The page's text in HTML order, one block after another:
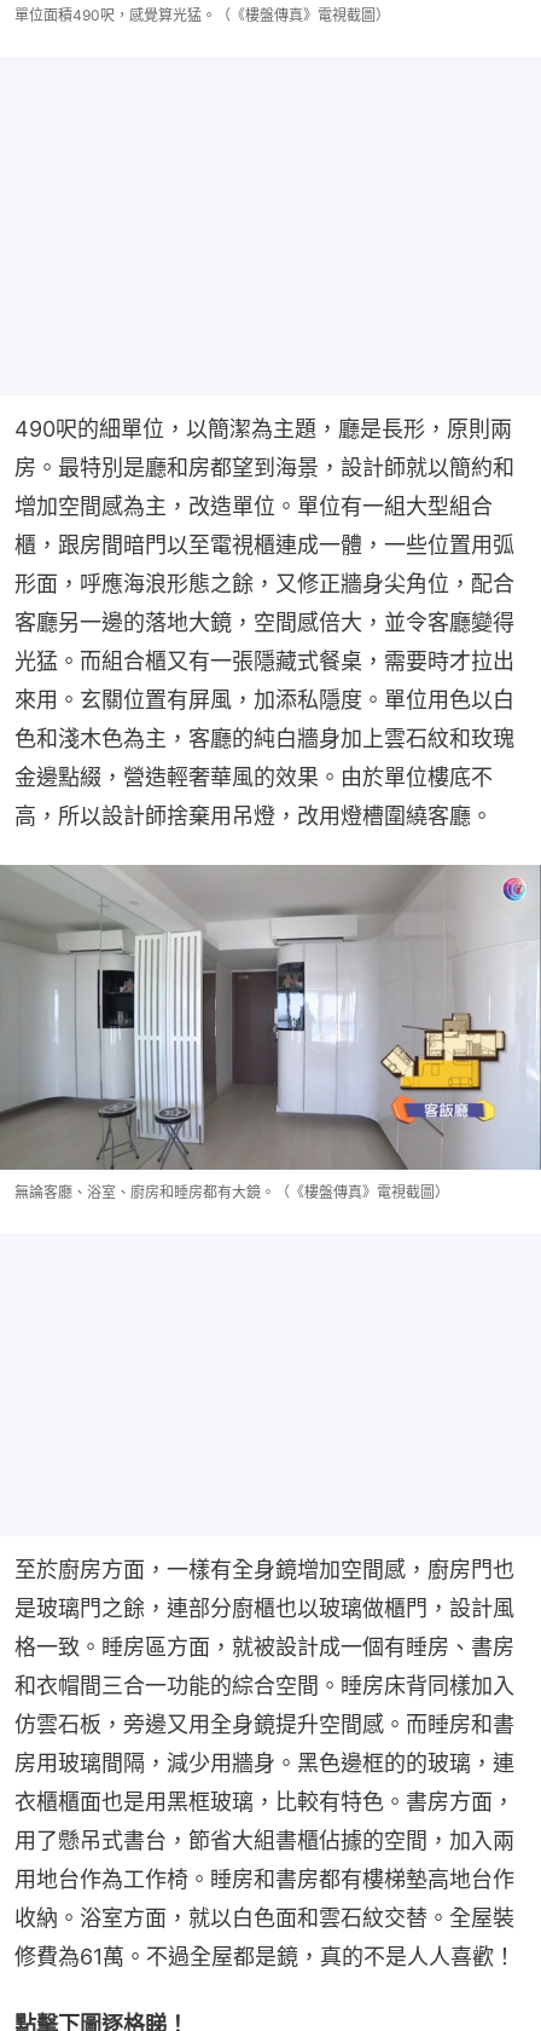
單位面積490呎，感覺算光猛。（《樓盤傳真》電視截圖）
490呎的細單位，以簡潔為主題，廳是長形，原則兩
房。最特別是廳和房都望到海景，設計師就以簡約和
增加空間感為主，改造單位。單位有一組大型組合
櫃，跟房間暗門以至電視櫃連成一體，一些位置用弧
形面，呼應海浪形態之餘，又修正牆身尖角位，配合
客廳另一邊的落地大鏡，空間感倍大，並令客廳變得
光猛。而組合櫃又有一張隱藏式餐桌，需要時才拉出
來用。玄關位置有屏風，加添私隱度。單位用色以白
色和淺木色為主，客廳的純白牆身加上雲石紋和玫瑰
金邊點綴，營造輕奢華風的效果。由於單位樓底不
高，所以設計師捨棄用吊燈，改用燈槽圍繞客廳。
無論客廳、浴室、廚房和睡房都有大鏡。（《樓盤傳真》電視截圖）
至於廚房方面，一樣有全身鏡增加空間感，廚房門也
是玻璃門之餘，連部分廚櫃也以玻璃做櫃門，設計風
格一致。睡房區方面，就被設計成一個有睡房、書房
和衣帽間三合一功能的綜合空間。睡房床背同樣加入
仿雲石板，旁邊又用全身鏡提升空間感。而睡房和書
房用玻璃間隔，減少用牆身。黑色邊框的的玻璃，連
衣櫃櫃面也是用黑框玻璃，比較有特色。書房方面，
用了懸吊式書台，節省大組書櫃佔據的空間，加入兩
用地台作為工作椅。睡房和書房都有樓梯墊高地台作
收納。浴室方面，就以白色面和雲石紋交替。全屋裝
修費為61萬。不過全屋都是鏡，真的不是人人喜歡！
點擊下圖逐格睇！